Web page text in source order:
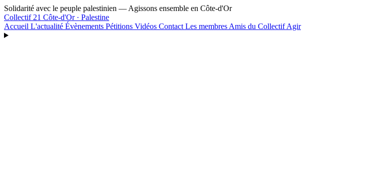
Aller au contenu principal
Solidarité avec le peuple palestinien — Agissons ensemble en Côte-d'Or
Collectif 21 Côte-d'Or · Palestine
Accueil L'actualité Évènements Pétitions Vidéos Contact Les membres Amis du CollectifAgir